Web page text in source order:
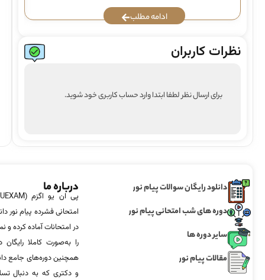
ادامه مطلب
نظرات کاربران
برای ارسال نظر لطفا ابتدا وارد حساب کاربری خود شوید.
دانلود رایگان سوالات پیام نور
دوره های شب امتحانی پیام نور
سایر دوره ها
مقالات پیام نور
درباره ما
امتحانی فشرده پیام نور
در امتحانات آماده‌ کرده
را به‌صورت کاملا
همچنین دوره‌های جامع
و دکتری که به دنبال